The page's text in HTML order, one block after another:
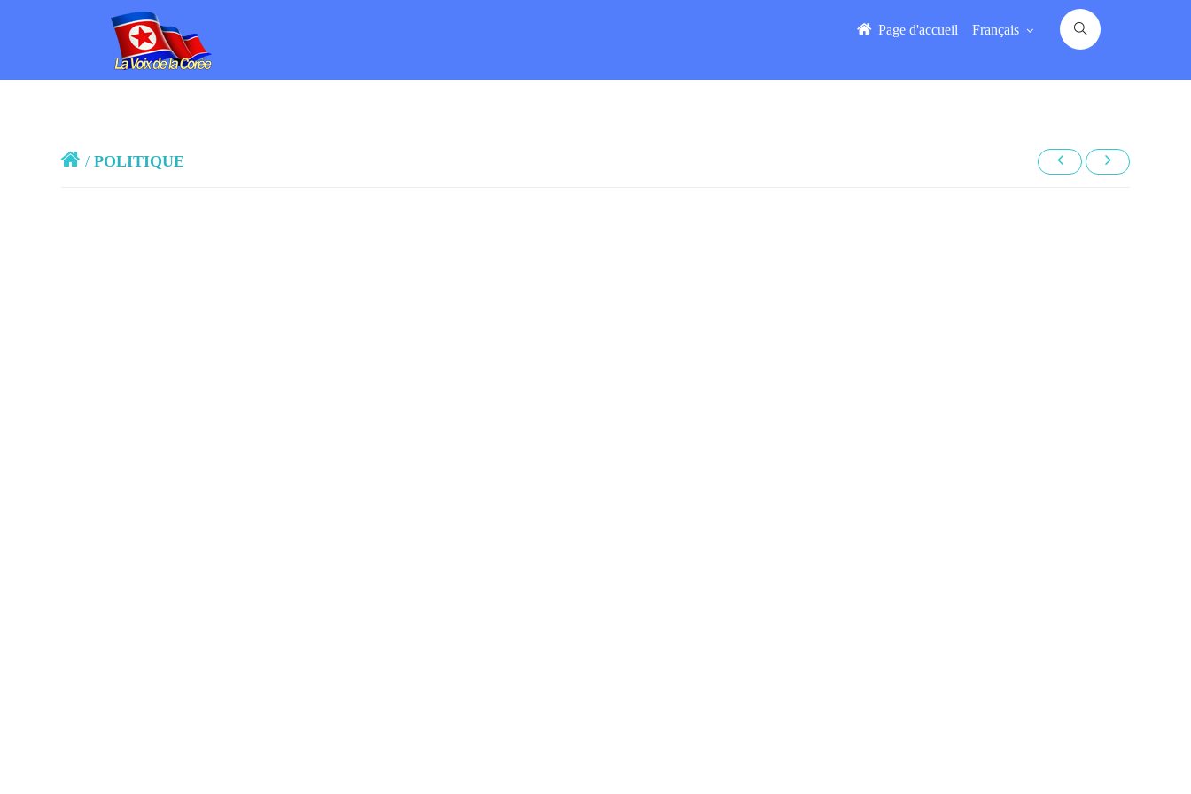
Page d'accueil Français
/ POLITIQUE